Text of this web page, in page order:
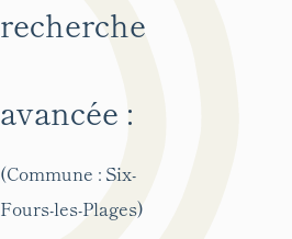
recherche
avancée :
(Commune : Six-
Fours-les-Plages)